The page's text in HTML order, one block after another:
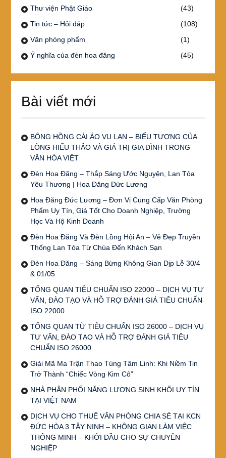
Thư viện Phật Giáo
(43)
Tin tức – Hỏi đáp
(108)
Văn phòng phẩm
(1)
Ý nghĩa của đèn hoa đăng
(45)
Bài viết mới
BÔNG HỒNG CÀI ÁO VU LAN – BIỂU TƯỢNG CỦA
LÒNG HIẾU THẢO VÀ GIÁ TRỊ GIA ĐÌNH TRONG
VĂN HÓA VIỆT
Đèn Hoa Đăng – Thắp Sáng Ước Nguyện, Lan Tỏa
Yêu Thương | Hoa Đăng Đức Lương
Hoa Đăng Đức Lương – Đơn Vị Cung Cấp Văn Phòng
Phẩm Uy Tín, Giá Tốt Cho Doanh Nghiệp, Trường
Học Và Hộ Kinh Doanh
Đèn Hoa Đăng Và Đèn Lồng Hội An – Vẻ Đẹp Truyền
Thống Lan Tỏa Từ Chùa Đến Khách Sạn
Đèn Hoa Đăng – Sáng Bừng Không Gian Dịp Lễ 30/4
& 01/05
TỔNG QUAN TIÊU CHUẨN ISO 22000 – DỊCH VỤ TƯ
VẤN, ĐÀO TẠO VÀ HỖ TRỢ ĐÁNH GIÁ TIÊU CHUẨN
ISO 22000
TỔNG QUAN TỪ TIÊU CHUẨN ISO 26000 – DỊCH VỤ
TƯ VẤN, ĐÀO TẠO VÀ HỖ TRỢ ĐÁNH GIÁ TIÊU
CHUẨN ISO 26000
Giải Mã Ma Trận Thao Túng Tâm Linh: Khi Niềm Tin
Trở Thành “Chiếc Vòng Kim Cô”
NHÀ PHÂN PHỐI NĂNG LƯỢNG SINH KHỐI UY TÍN
TẠI VIỆT NAM
DỊCH VỤ CHO THUÊ VĂN PHÒNG CHIA SẺ TẠI KCN
ĐỨC HÒA 3 TÂY NINH – KHÔNG GIAN LÀM VIỆC
THÔNG MINH – KHỞI ĐẦU CHO SỰ CHUYÊN
NGHIỆP